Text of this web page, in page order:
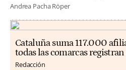
Andrea Pacha Röper
Cataluña suma 117.000
todas las comarcas
Redacción